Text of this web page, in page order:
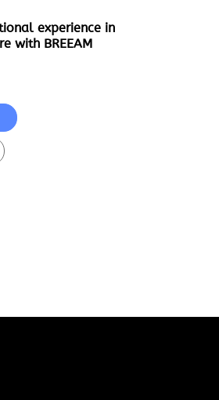
experience in
with BREEAM